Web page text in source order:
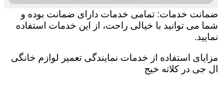
ضمانت خدمات: تمامی خدمات دارای ضمانت بوده و
شما می توانید با خیالی راحت، از این خدمات استفاده
نمایید.
مزایای استفاده از خدمات نمایندگی تعمیر لوازم خانگی
ال جی در کلاته خیج